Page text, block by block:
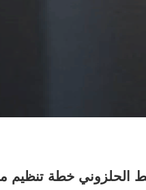
الحلزوني خطة